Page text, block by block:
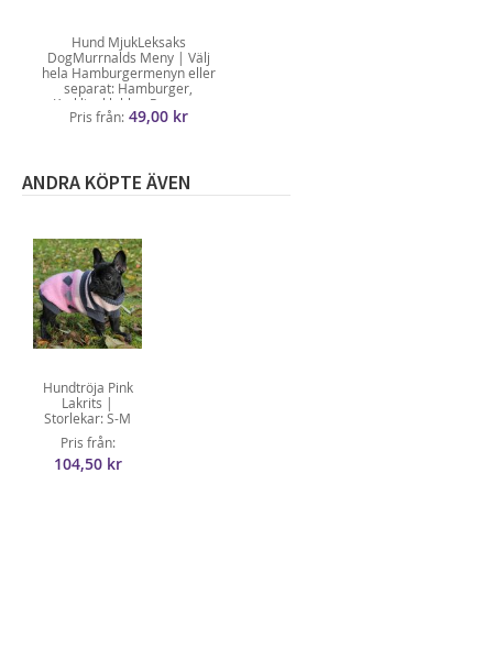
Hund MjukLeksaks
DogMurrnalds Meny | Välj
hela Hamburgermenyn eller
separat: Hamburger,
Kycklingklubba, Pommes
Frites
Pris från 49,00 kr
ANDRA KÖPTE ÄVEN
Hundtröja Pink
Lakrits |
Storlekar: S-M
Pris från
104,50 kr